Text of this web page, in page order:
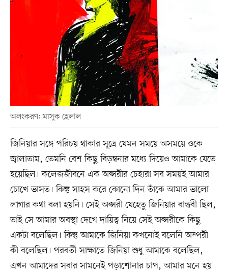
অলংকরণ: মাসুক হেলাল
জিনিয়ার সঙ্গে পরিচয় থাকার সূত্রে যেমন সময়ে অসময়ে ওকে
জ্বালাতাম, তেমনি বেশ কিছু বিড়ম্বনার মধ্যে দিয়েও আমাকে যেতে
হয়েছিল। কলেজজীবনে এক অপ্সরীর চেহারা সব সময়ই আমার
চোখে ভাসত। কিন্তু সাহস করে কোনো দিন তাঁকে আমার ভালো
লাগার কথা বলা হয়নি। সেই অপ্সরী যেহেতু জিনিয়ার বান্ধবী ছিল,
তাই সে আমার অবস্থা দেখে দায়িত্ব নিয়ে সেই অপ্সরীকে কিছু
একটা বলেছিল। কিন্তু আমাকে জিনিয়া কখনোই বলেনি অস্পরী
কী বলেছিল। পরবর্তী সাক্ষাতে জিনিয়া শুধু আমাকে বলেছিল,
এখন আমাদের সবার সামনেই পড়াশোনার চাপ, আমার মনে হয়